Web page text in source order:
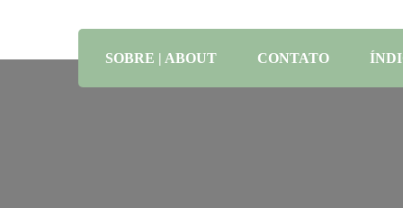
SOBRE | ABOUT CONTATO